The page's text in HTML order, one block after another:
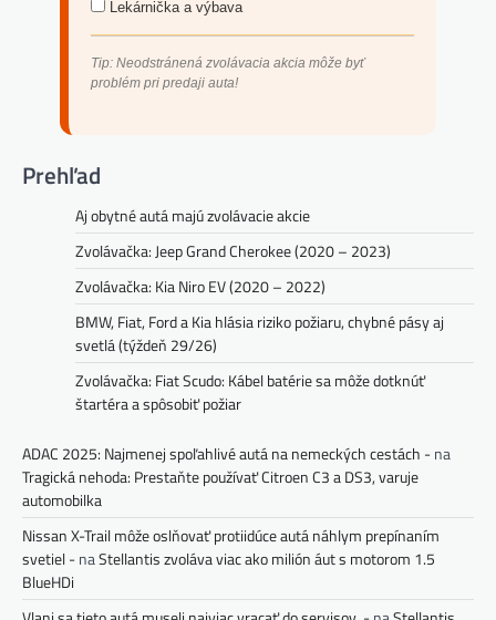
Lekárnička a výbava
Tip: Neodstránená zvolávacia akcia môže byť
problém pri predaji auta!
Prehľad
Aj obytné autá majú zvolávacie akcie
Zvolávačka: Jeep Grand Cherokee (2020 – 2023)
Zvolávačka: Kia Niro EV (2020 – 2022)
BMW, Fiat, Ford a Kia hlásia riziko požiaru, chybné pásy aj
svetlá (týždeň 29/26)
Zvolávačka: Fiat Scudo: Kábel batérie sa môže dotknúť
štartéra a spôsobiť požiar
ADAC 2025: Najmenej spoľahlivé autá na nemeckých cestách -na
Tragická nehoda: Prestaňte používať Citroen C3 a DS3, varuje
automobilka
Nissan X-Trail môže oslňovať protiidúce autá náhlym prepínaním
svetiel -naStellantis zvoláva viac ako milión áut s motorom 1.5
BlueHDi